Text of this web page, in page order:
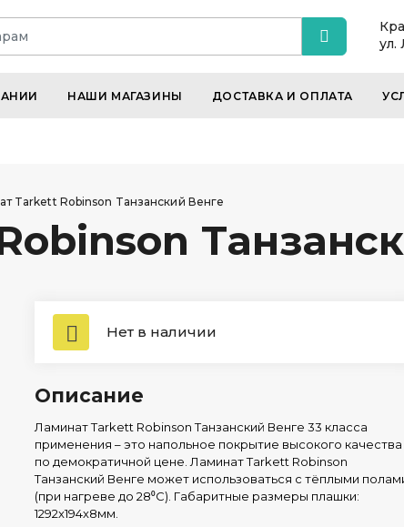
ул.
НАШИ МАГАЗИНЫ ДОСТАВКА И ОПЛАТА
Tarkett Robinson Tанзанский Венге
Нет в наличии
Описание
Ламинат Tarkett Robinson Tанзанский Венге 33 класса
применения – это напольное покрытие высокого качества
по демократичной цене. Ламинат Tarkett Robinson
Tанзанский Венге может использоваться с тёплыми
(при нагреве до 28⁰С). Габаритные размеры плашки:
1292x194x8мм.